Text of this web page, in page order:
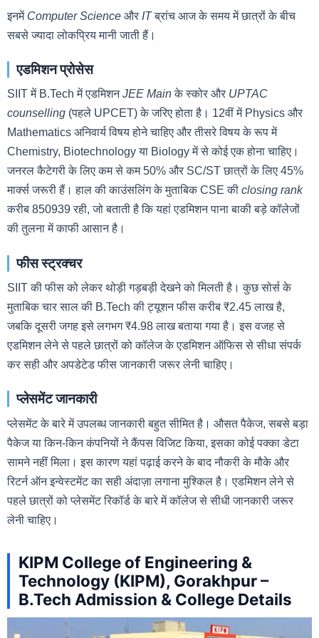
इनमें Computer Science और ITब्रांच आज के समय में छात्रों के बीच
सबसे ज्यादा लोकप्रिय मानी जाती हैं।
एडमिशन प्रोसेस
SIIT में B.Tech में एडमिशनJEE Mainके स्कोर और UPTAC
counselling (पहले UPCET) के जरिए होता है। 12वीं में Physics और
Mathematics अनिवार्य विषय होने चाहिए और तीसरे विषय के रूप में
Chemistry, Biotechnology या Biology में से कोई एक होना चाहिए।
जनरल कैटेगरी के लिए कम से कम 50% और SC/ST छात्रों के लिए 45%
मार्क्स जरूरी हैं। हाल की काउंसलिंग के मुताबिक CSE की closing rank
करीब 850939 रही, जो बताती है कि यहां एडमिशन पाना बाकी बड़े कॉलेजों
की तुलना में काफी आसान है।
फीस स्ट्रक्चर
SIIT की फीस को लेकर थोड़ी गड़बड़ी देखने को मिलती है। कुछ सोर्स के
मुताबिक चार साल की B.Tech की ट्यूशन फीस करीब ₹2.45 लाख है,
जबकि दूसरी जगह इसे लगभग ₹4.98 लाख बताया गया है। इस वजह से
एडमिशन लेने से पहले छात्रों को कॉलेज के एडमिशन ऑफिस से सीधा संपर्क
कर सही और अपडेटेड फीस जानकारी जरूर लेनी चाहिए।
प्लेसमेंट जानकारी
प्लेसमेंट के बारे में उपलब्ध जानकारी बहुत सीमित है। औसत पैकेज, सबसे बड़ा
पैकेज या किन-किन कंपनियों ने कैंपस विजिट किया, इसका कोई पक्का डेटा
सामने नहीं मिला। इस कारण यहां पढ़ाई करने के बाद नौकरी के मौके और
रिटर्न ऑन इन्वेस्टमेंट का सही अंदाज़ा लगाना मुश्किल है। एडमिशन लेने से
पहले छात्रों को प्लेसमेंट रिकॉर्ड के बारे में कॉलेज से सीधी जानकारी जरूर
लेनी चाहिए।
KIPM College of Engineering &
Technology (KIPM), Gorakhpur –
B.Tech Admission & College Details